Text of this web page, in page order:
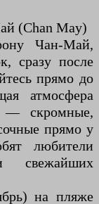
(Chan May)
Чан-Май,
сразу после
прямо до
атмосфера
— скромные,
прямо у
любители
свежайших
на пляже